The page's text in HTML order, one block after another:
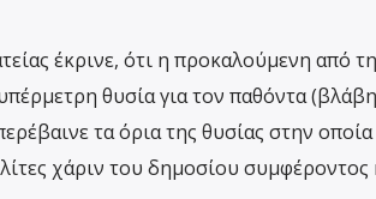
έκρινε, ότι η προκαλούμενη από
θυσία για τον παθόντα (βλάβη
τα όρια της θυσίας στην οποία
χάριν του δημοσίου συμφέροντος